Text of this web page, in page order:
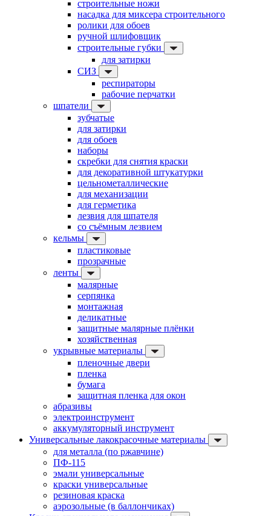
строительные ножи
насадка для миксера строительного
ролики для обоев
ручной шлифовщик
строительные губки
для затирки
СИЗ
респираторы
рабочие перчатки
шпатели
зубчатые
для затирки
для обоев
наборы
скребки для снятия краски
для декоративной штукатурки
цельнометаллические
для механизации
для герметика
лезвия для шпателя
со съёмным лезвием
кельмы
пластиковые
прозрачные
ленты
малярные
серпянка
монтажная
деликатные
защитные малярные плёнки
хозяйственная
укрывные материалы
пленочные двери
пленка
бумага
защитная пленка для окон
абразивы
электроинструмент
аккумуляторный инструмент
Универсальные лакокрасочные материалы
для металла (по ржавчине)
ПФ-115
эмали универсальные
краски универсальные
резиновая краска
аэрозольные (в баллончиках)